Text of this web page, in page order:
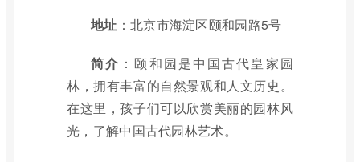
地址 ：北京市海淀区颐和园路5号
简介 ：颐和园是中国古代皇家园
林，拥有丰富的自然景观和人文历史。
在这里，孩子们可以欣赏美丽的园林风
光，了解中国古代园林艺术。